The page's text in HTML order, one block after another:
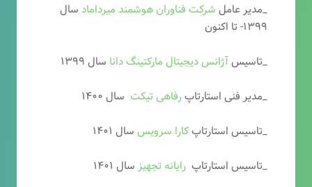
_مدیر عامل شرکت فناوران هوشمند میرداماد سال
۱۳۹۹- تا اکنون
_تاسیسآژانس دیجیتال مارکتینگ دانا سال ۱۳۹۹
_مدیر فنی استارتاپرفاهی تیکت سال ۱۴۰۰
_تاسیس استارتاپکارا سرویس سال ۱۴۰۱
_تاسیس استارتاپ رایانه تجهیز سال ۱۴۰۱